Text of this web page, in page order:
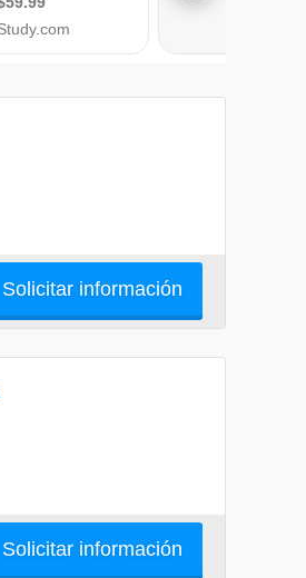
Solicitar información
Solicitar información